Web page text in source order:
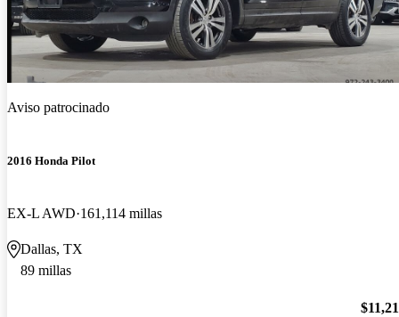
Aviso patrocinado
2016 Honda Pilot
EX-L AWD 161,114 millas
Dallas, TX
89 millas